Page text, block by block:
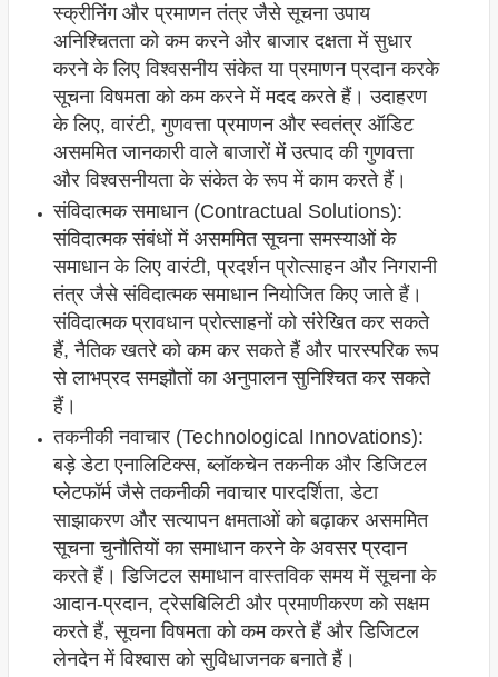
स्क्रीनिंग और प्रमाणन तंत्र जैसे सूचना उपाय
अनिश्चितता को कम करने और बाजार दक्षता में सुधार
करने के लिए विश्वसनीय संकेत या प्रमाणन प्रदान करके
सूचना विषमता को कम करने में मदद करते हैं। उदाहरण
के लिए, वारंटी, गुणवत्ता प्रमाणन और स्वतंत्र ऑडिट
असममित जानकारी वाले बाजारों में उत्पाद की गुणवत्ता
और विश्वसनीयता के संकेत के रूप में काम करते हैं।
संविदात्मक समाधान (Contractual Solutions):
संविदात्मक संबंधों में असममित सूचना समस्याओं के
समाधान के लिए वारंटी, प्रदर्शन प्रोत्साहन और निगरानी
तंत्र जैसे संविदात्मक समाधान नियोजित किए जाते हैं।
संविदात्मक प्रावधान प्रोत्साहनों को संरेखित कर सकते
हैं, नैतिक खतरे को कम कर सकते हैं और पारस्परिक रूप
से लाभप्रद समझौतों का अनुपालन सुनिश्चित कर सकते
हैं।
तकनीकी नवाचार (Technological Innovations):
बड़े डेटा एनालिटिक्स, ब्लॉकचेन तकनीक और डिजिटल
प्लेटफॉर्म जैसे तकनीकी नवाचार पारदर्शिता, डेटा
साझाकरण और सत्यापन क्षमताओं को बढ़ाकर असममित
सूचना चुनौतियों का समाधान करने के अवसर प्रदान
करते हैं। डिजिटल समाधान वास्तविक समय में सूचना के
आदान-प्रदान, ट्रेसबिलिटी और प्रमाणीकरण को सक्षम
करते हैं, सूचना विषमता को कम करते हैं और डिजिटल
लेनदेन में विश्वास को सुविधाजनक बनाते हैं।